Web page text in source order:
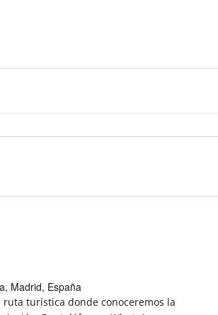
Madrid, España
turística donde conoceremos la